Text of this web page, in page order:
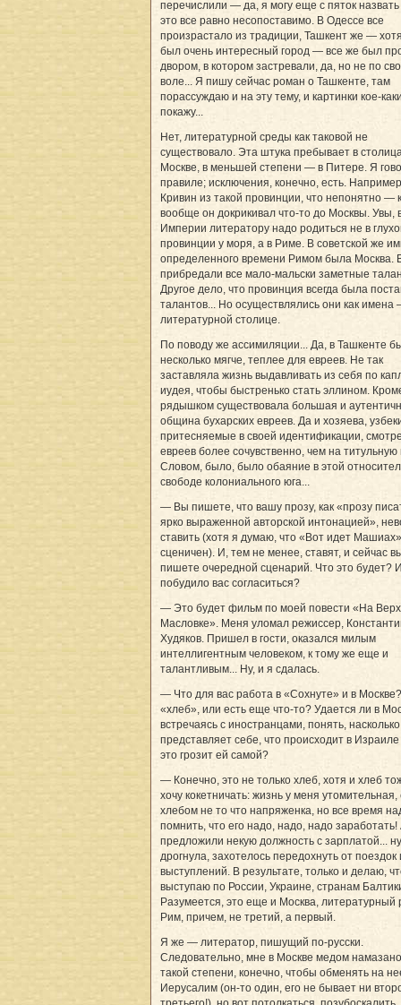
перечислили — да, я могу еще с пяток
это все равно несопоставимо. В Одессе все
произрастало из традиции, Ташкент же —
был очень интересный город — все же был
двором, в котором застревали, да, но не по
воле... Я пишу сейчас роман о Ташкенте, там
порассуждаю и на эту тему, и картинки кое-
покажу...
Нет, литературной среды как таковой не
существовало. Эта штука пребывает в
Москве, в меньшей степени — в Питере. Я
правиле; исключения, конечно, есть.
Кривин из такой провинции, что непонятно —
вообще он докрикивал что-то до Москвы. Увы,
Империи литератору надо родиться не в
провинции у моря, а в Риме. В советской же
определенного времени Римом была Москва.
прибредали все мало-мальски заметные
Другое дело, что провинция всегда была
талантов... Но осуществлялись они как имена
литературной столице.
По поводу же ассимиляции... Да, в Ташкенте
несколько мягче, теплее для евреев. Не так
заставляла жизнь выдавливать из себя по
иудея, чтобы быстренько стать эллином.
рядышком существовала большая и
община бухарских евреев. Да и хозяева,
притесняемые в своей идентификации,
евреев более сочувственно, чем на
Словом, было, было обаяние в этой
свободе колониального юга...
— Вы пишете, что вашу прозу, как «прозу
ярко выраженной авторской интонацией»,
ставить (хотя я думаю, что «Вот идет
сценичен). И, тем не менее, ставят, и сейчас
пишете очередной сценарий. Что это будет?
побудило вас согласиться?
— Это будет фильм по моей повести «На
Масловке». Меня уломал режиссер,
Худяков. Пришел в гости, оказался милым
интеллигентным человеком, к тому же еще и
талантливым... Ну, и я сдалась.
— Что для вас работа в «Сохнуте» и в
«хлеб», или есть еще что-то? Удается ли в
встречаясь с иностранцами, понять,
представляет себе, что происходит в
это грозит ей самой?
— Конечно, это не только хлеб, хотя и хлеб
хочу кокетничать: жизнь у меня утомительная,
хлебом не то что напряженка, но все время
помнить, что его надо, надо, надо заработать!
предложили некую должность с зарплатой...
дрогнула, захотелось передохнуть от поездок
выступлений. В результате, только и делаю,
выступаю по России, Украине, странам
Разумеется, это еще и Москва, литературный
Рим, причем, не третий, а первый.
Я же — литератор, пишущий по-русски.
Следовательно, мне в Москве медом
такой степени, конечно, чтобы обменять на
Иерусалим (он-то один, его не бывает ни